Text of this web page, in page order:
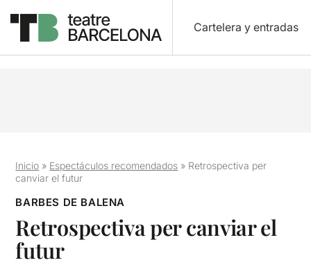
Cartelera y entradas
Inicio » Espectáculos recomendados » Retrospectiva per
canviar el futur
BARBES DE BALENA
Retrospectiva per canviar el
futur